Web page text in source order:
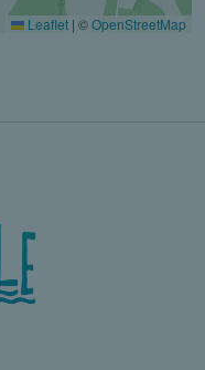
Leaflet | ©OpenStreetMap